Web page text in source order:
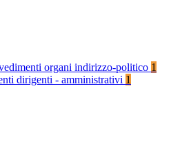
organi indirizzo-politico 1
dirigenti - amministrativi 1